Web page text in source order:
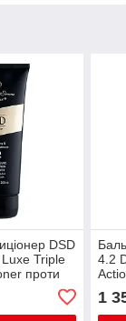
DSD
Triple
проти
200 мл
4.2
1